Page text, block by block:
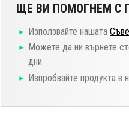
ЩЕ ВИ ПОМОГНЕМ С
Използвайте нашата
Можете да ни върнете
дни
Изпробвайте продукта в